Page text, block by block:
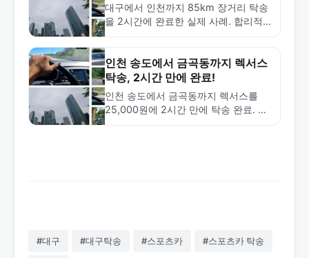
대구에서 인천까지 85km 장거리 탁송
을 2시간에 완료한 실제 사례. 합리적
문성을 확인하세요.
인천 송도에서 금곡동까지 렉서스
탁송, 2시간 만에 완료!
인천 송도에서 금곡동까지 렉서스를
25,000원에 2시간 만에 탁송 완료. 차
#대구 #대구탁송 #스포츠카 #스포츠카 탁송